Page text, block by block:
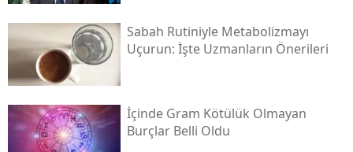
Sabah Rutiniyle Metabolizmayı
Uçurun: İşte Uzmanların Önerileri
İçinde Gram Kötülük Olmayan
Burçlar Belli Oldu